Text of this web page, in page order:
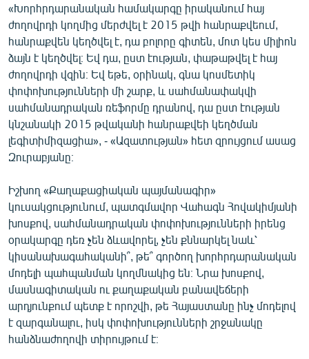
«Խորհրդարանական համակարգը իրականում հայ
ժողովրդի կողմից մերժվել է 2015 թվի հանրաքվեում,
հանրաքվեն կեղծվել է, դա բոլորը գիտեն, մոտ կես միլիոն
ձայն է կեղծվել։ Եվ դա, ըստ էության, փաթաթվել է հայ
ժողովրդի վզին։ Եվ եթե, օրինակ, գնա կոսմետիկ
փոփոխությունների մի շարք, և սահմանափակվի
սահմանադրական ռեֆորմը դրանով, դա ըստ էության
կնշանակի 2015 թվականի հանրաքվեի կեղծման
լեգիտիմիզացիա», - «Ազատության» հետ զրույցում ասաց
Զուրաբյանը։
Իշխող «Քաղաքացիական պայմանագիր»
կուսակցությունում, պատգմավոր Վահագն Հովակիմյանի
խոսքով, սահմանադրական փոփոխությունների իրենց
օրակարգը դեռ չեն ձևավորել, չեն քննարկել նաև՝
կիսանախագահականի՞, թե՞ գործող խորհրդարանական
մոդելի պահպանման կողմնակից են։ Նրա խոսքով,
մասնագիտական ու քաղաքական բանավեճերի
արդյունքում պետք է որոշվի, թե Հայաստանը ինչ մոդելով
է զարգանալու, իսկ փոփոխությունների շրջանակը
հանձնաժողովի տիրույթում է։